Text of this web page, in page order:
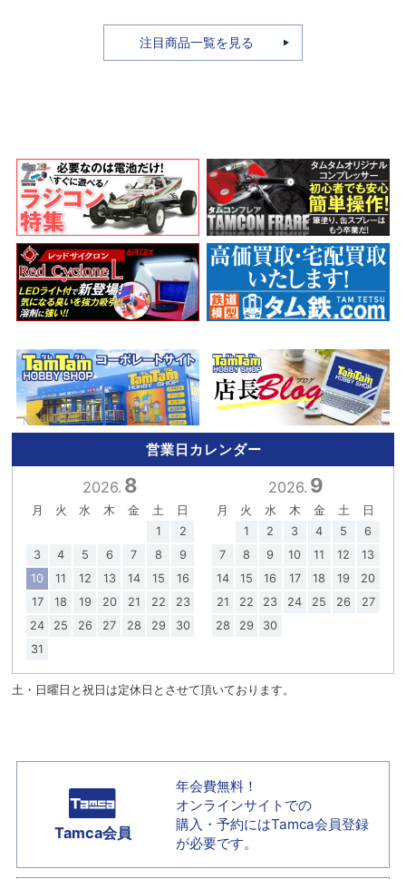
ク)
注目商品一覧を見る
営業日カレンダー
2026. 8
月 火 水 木 金 土
日
1
2
3
4 5 6 7 8
9
10
11 12 13 14 15
16
17
18 19 20 21 22
23
24
25 26 27 28 29
30
31
2026. 9
月 火 水 木 金 土
日
1
2 3 4 5
6
7
8 9 10 11 12
13
14
15 16 17 18 19
20
21
22 23 24 25 26
27
28
29 30
土・日曜日と祝日は定休日とさせて頂いております。
Tamca会員
年会費無料！
オンラインサイトでの
購入・予約にはTamca会員登録
が必要です。